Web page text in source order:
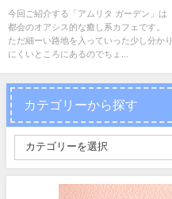
ェ「アムリタ ガーデン」
今回ご紹介する「アムリタ ガーデン」は
都会のオアシス的な癒し系カフェです。
ただ細ーい路地を入っていった少し分かり
にくいところにあるのでちょ...
カテゴリーから探す